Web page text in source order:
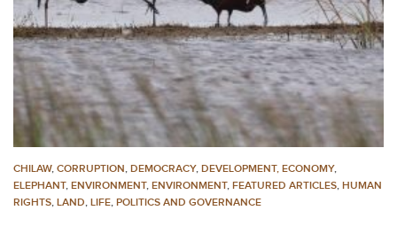
CHILAW, CORRUPTION, DEMOCRACY, DEVELOPMENT, ECONOMY,
ELEPHANT, ENVIRONMENT, ENVIRONMENT, FEATURED ARTICLES, HUMAN
RIGHTS, LAND, LIFE, POLITICS AND GOVERNANCE